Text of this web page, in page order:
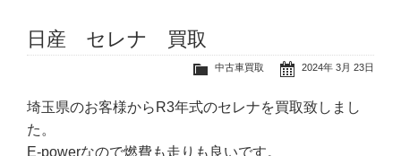
日産 セレナ 買取
2024年 3月 23日
中古車買取
埼玉県のお客様からR3年式のセレナを買取致しまし
た。
E-powerなので燃費も走りも良いです。